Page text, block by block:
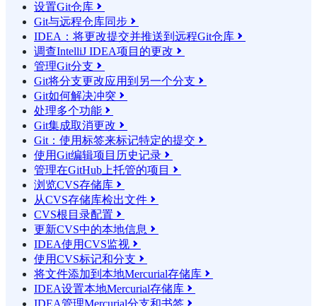
设置Git仓库 
Git与远程仓库同步 
IDEA：将更改提交并推送到远程Git仓库 
调查IntelliJ IDEA项目的更改 
管理Git分支 
Git将分支更改应用到另一个分支 
Git如何解决冲突 
处理多个功能 
Git集成取消更改 
Git：使用标签来标记特定的提交 
使用Git编辑项目历史记录 
管理在GitHub上托管的项目 
浏览CVS存储库 
从CVS存储库检出文件 
CVS根目录配置 
更新CVS中的本地信息 
IDEA使用CVS监视 
使用CVS标记和分支 
将文件添加到本地Mercurial存储库 
IDEA设置本地Mercurial存储库 
IDEA管理Mercurial分支和书签 